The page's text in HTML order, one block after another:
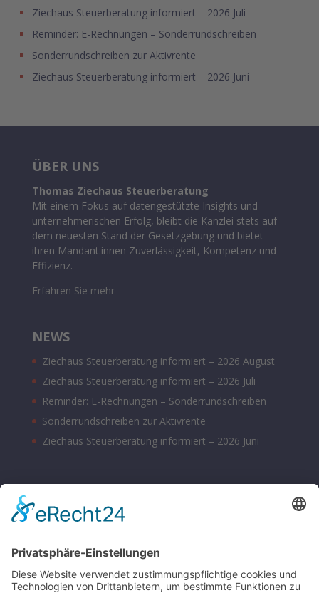
Ziechaus Steuerberatung informiert – 2026 Juli
Reminder: E-Rechnungen – Sonderrundschreiben
Sonderrundschreiben zur Aktivrente
Ziechaus Steuerberatung informiert – 2026 Juni
ÜBER UNS
Thomas Ziechaus Steuerberatung
Mit einem Fokus auf datengestützte Insights und
unternehmerischen Erfolg, bleibt die Kanzlei stets auf
dem neuesten Stand der Gesetzgebung und bietet
ihren Mandant:innen Zuverlässigkeit, Kompetenz und
Effizienz.
Erfahren Sie mehr
NEWS
Ziechaus Steuerberatung informiert – 2026 August
Ziechaus Steuerberatung informiert – 2026 Juli
Reminder: E-Rechnungen – Sonderrundschreiben
Sonderrundschreiben zur Aktivrente
Ziechaus Steuerberatung informiert – 2026 Juni
Montag – Donnerstag 08:00 – 17:00 Uhr
Samstag nach Vereinbarung
Parkplätze sind hinter dem Bürohaus vorhanden.